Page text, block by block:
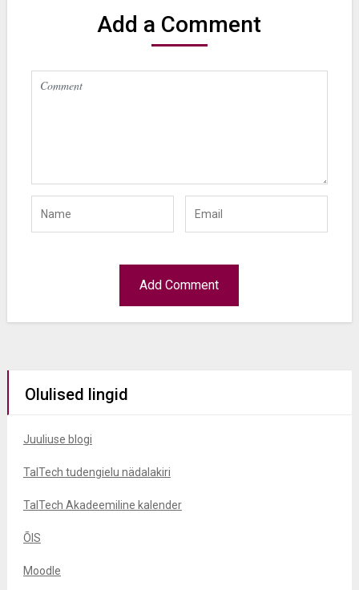
Add a Comment
Olulised lingid
Juuliuse blogi
TalTech tudengielu nädalakiri
TalTech Akadeemiline kalender
ÕIS
Moodle